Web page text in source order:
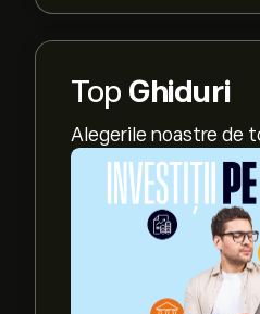
Top Ghiduri
Alegerile noastre de